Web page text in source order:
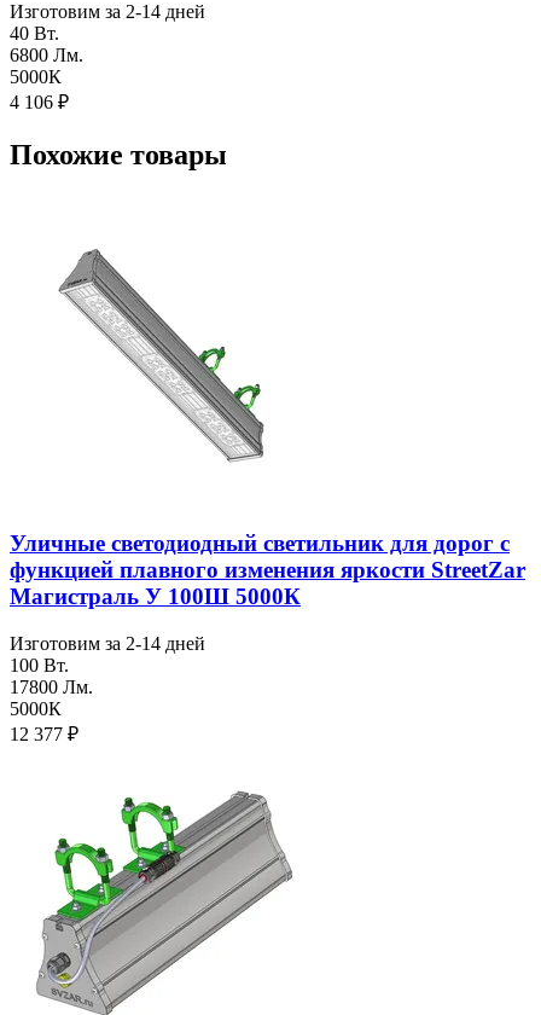
Изготовим за 2-14 дней
40 Вт.
6800 Лм.
5000К
4 106 ₽
Похожие товары
Уличные светодиодный светильник для дорог с
функцией плавного изменения яркости StreetZar
Магистраль У 100Ш 5000К
Изготовим за 2-14 дней
100 Вт.
17800 Лм.
5000К
12 377 ₽